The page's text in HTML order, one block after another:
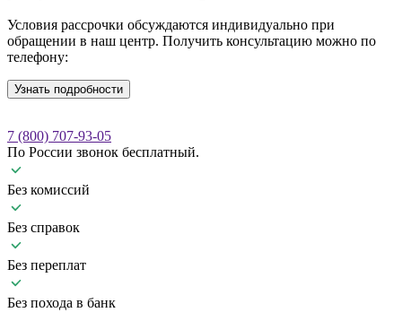
Условия рассрочки обсуждаются индивидуально при
обращении в наш центр. Получить консультацию можно по
телефону:
Узнать подробности
7 (800) 707-93-05
По России звонок бесплатный.
Без комиссий
Без справок
Без переплат
Без похода в банк